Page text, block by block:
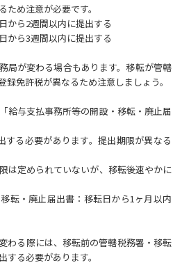
め注意が必要です。
から2週間以内に提出する
から3週間以内に提出する
局が変わる場合もあります。移転が管轄
免許税が異なるため注意しましょう。
給与支払事務所等の開設・移転・廃止届
する必要があります。提出期限が異なる
は定められていないが、移転後速やかに
転・廃止届出書：移転日から1ヶ月以内
わる際には、移転前の管轄税務署・移転
る必要があります。